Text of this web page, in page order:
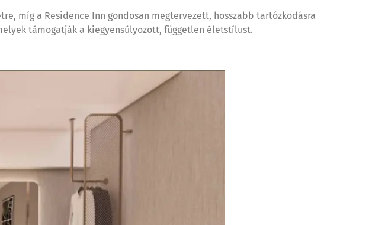
míg a Residence Inn gondosan megtervezett, hosszabb tartózkodásra
támogatják a kiegyensúlyozott, független életstílust.